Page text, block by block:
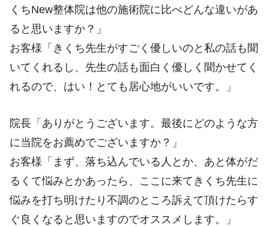
くちNew整体院は他の施術院に比べどんな違いがあ
ると思いますか？」
お客様「きくち先生がすごく優しいのと私の話も聞
いてくれるし、先生の話も面白く優しく聞かせてく
れるので、はい！とても居心地がいいです。」
院長「ありがとうございます。最後にどのような方
に当院をお薦めでございますか？」
お客様「まず、落ち込んでいる人とか、あと体がだ
るくて悩みとかあったら、ここに来てきくち先生に
悩みを打ち明けたり不調のところ訴えて頂けたらす
ぐ良くなると思いますのでオススメします。」